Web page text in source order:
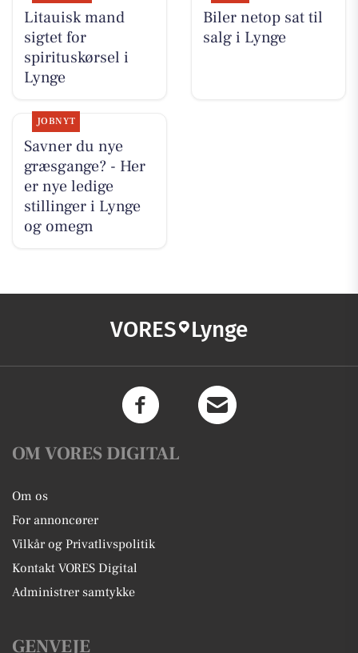
Litauisk mand
sigtet for
spirituskørsel i
Lynge
Biler netop sat til
salg i Lynge
JOBNYT
Savner du nye
græsgange? - Her
er nye ledige
stillinger i Lynge
og omegn
VORES Lynge
OM VORES DIGITAL
Om os
For annoncører
Vilkår og Privatlivspolitik
Kontakt VORES Digital
Administrer samtykke
GENVEJE